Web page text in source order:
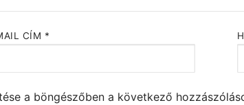
CÍM *
a böngészőben a következő